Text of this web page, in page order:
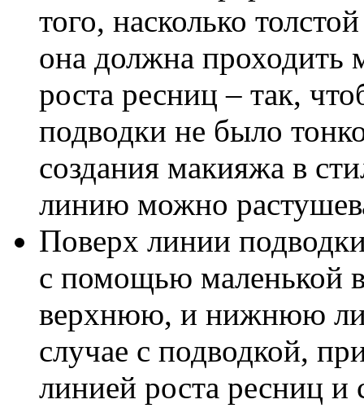
того, насколько
она должна проходить
роста ресниц – так,
подводки не было
создания макияжа в
линию можно
Поверх линии
с помощью маленькой
верхнюю, и нижнюю
случае с подводкой,
линией роста ресниц